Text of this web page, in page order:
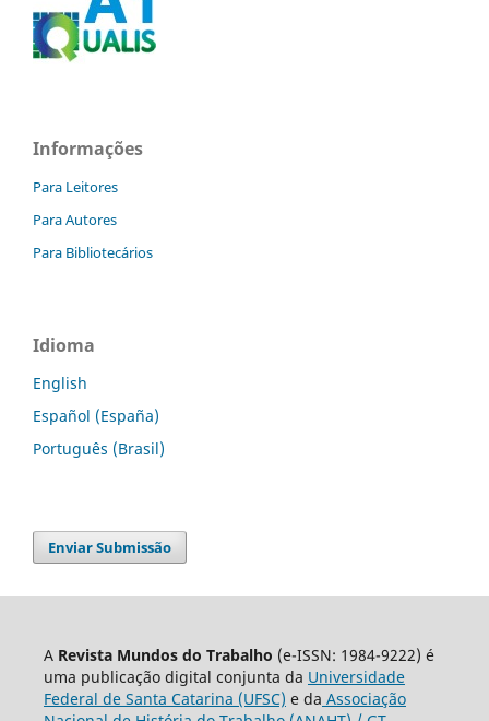
Informações
Para Leitores
Para Autores
Para Bibliotecários
Idioma
English
Español (España)
Português (Brasil)
Enviar Submissão
A Revista Mundos do Trabalho (e-ISSN: 1984-9222) é
uma publicação digital conjunta da Universidade
Federal de Santa Catarina (UFSC) e da Associação